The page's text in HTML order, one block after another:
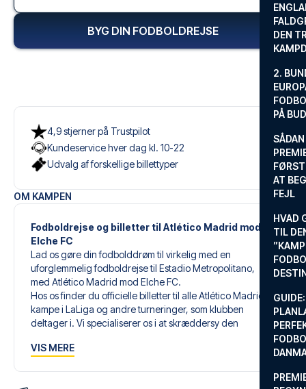
DEN
2.
PÅ
AT
FEJL
HVAD
TIL
4,9 stjerner på Trustpilot
Kundeservice hver dag kl. 10-22
Udvalg af forskellige billettyper
OM KAMPEN
Fodboldrejse og billetter til Atlético Madrid mod
Elche FC
Lad os gøre din fodbolddrøm til virkelig med en
uforglemmelig fodboldrejse til Estadio Metropolitano,
med Atlético Madrid mod Elche FC.
Hos os finder du officielle billetter til alle Atlético Madrids
kampe i LaLiga og andre turneringer, som klubben
deltager i. Vi specialiserer os i at skræddersy den
ønsker og behov.
VIS MERE
BYG DIN FODBOLDREJSE